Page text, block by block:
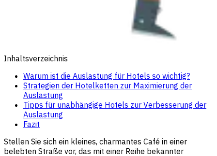
Inhaltsverzeichnis
Warum ist die Auslastung für Hotels so wichtig?
Strategien der Hotelketten zur Maximierung der
Auslastung
Tipps für unabhängige Hotels zur Verbesserung der
Auslastung
Fazit
Stellen Sie sich ein kleines, charmantes Café in einer
belebten Straße vor, das mit einer Reihe bekannter